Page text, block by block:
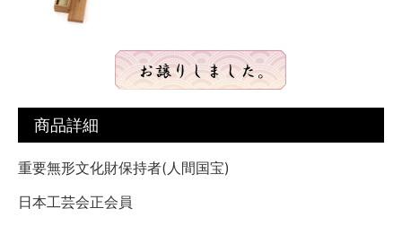
商品詳細
重要無形文化財保持者(人間国宝)
日本工芸会正会員